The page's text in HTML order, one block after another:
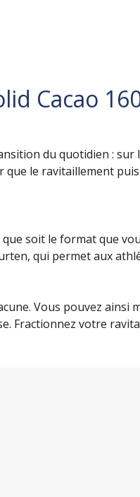
Cacao
du quotidien : sur
que le ravitaillement
soit le format que
qui permet aux
Vous pouvez ainsi
Fractionnez votre